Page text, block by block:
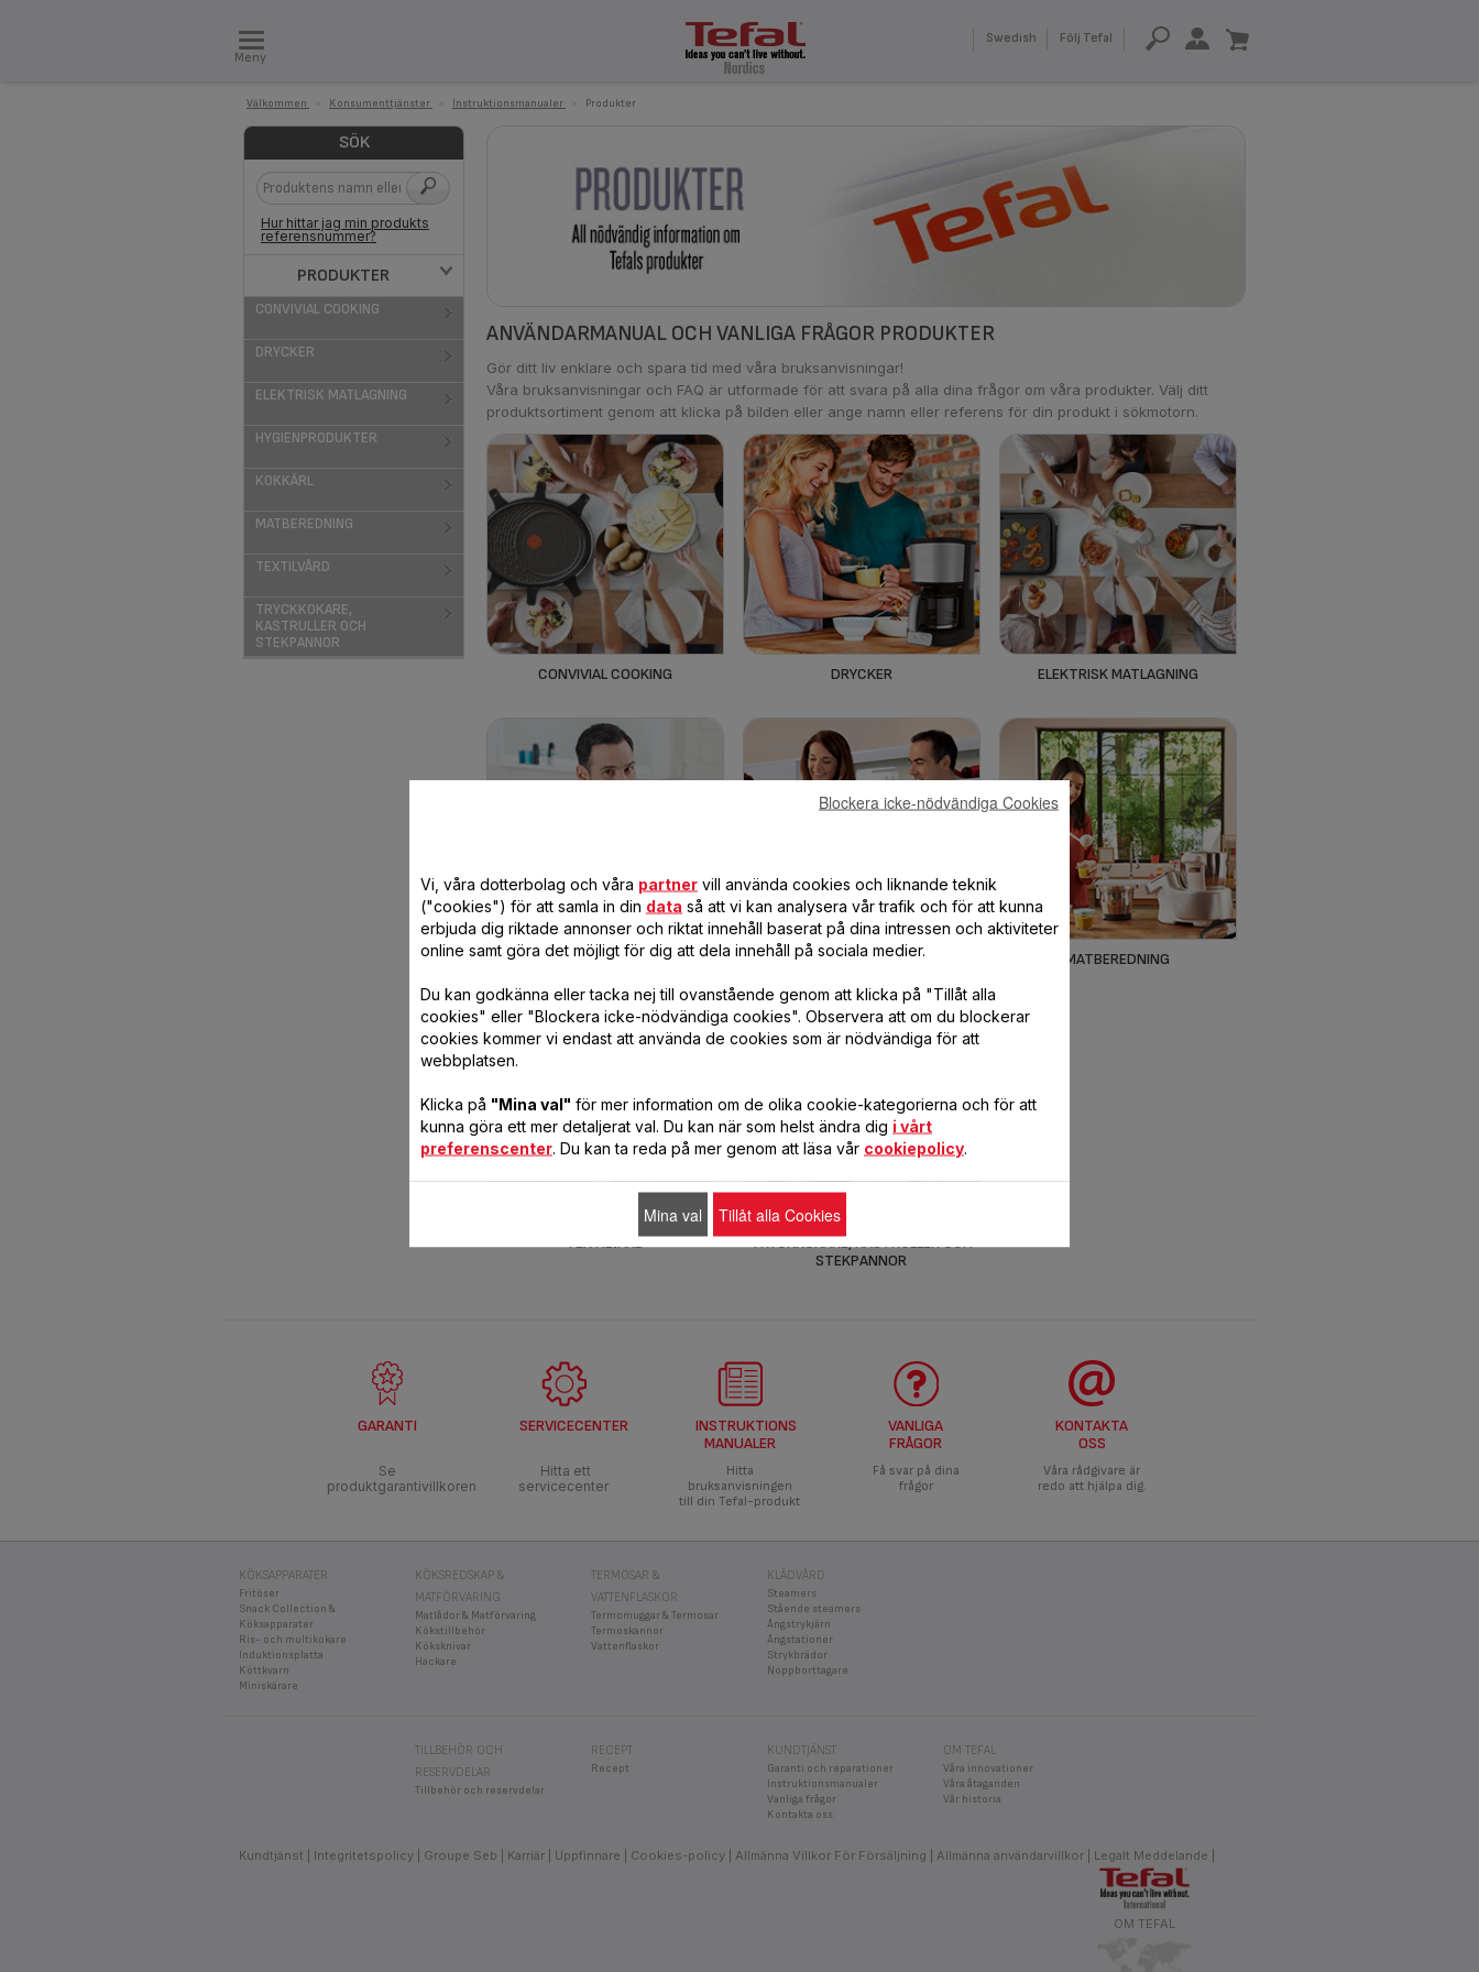
Meny
Swedish Följ Tefal
Välkommen Konsumenttjänster Instruktionsmanualer Produkter
SÖK
Hur hittar jag min produkts
referensnummer?
PRODUKTER
CONVIVIAL COOKING
DRYCKER
ELEKTRISK MATLAGNING
HYGIENPRODUKTER
KOKKÄRL
MATBEREDNING
TEXTILVÅRD
TRYCKKOKARE,
KASTRULLER OCH
STEKPANNOR
ANVÄNDARMANUAL OCH VANLIGA FRÅGOR PRODUKTER
Gör ditt liv enklare och spara tid med våra bruksanvisningar!
Våra bruksanvisningar och FAQ är utformade för att svara på alla dina frågor om våra produkter. Välj ditt
produktsortiment genom att klicka på bilden eller ange namn eller referens för din produkt i sökmotorn.
CONVIVIAL COOKING DRYCKER ELEKTRISK MATLAGNING
HYGIENPRODUKTER KOKKÄRL MATBEREDNING
TEXTILVÅRD
TRYCKKOKARE, KASTRULLER OCH
STEKPANNOR
GARANTI
Se
produktgarantivillkoren
SERVICECENTER
Hitta ett
servicecenter
INSTRUKTIONS
MANUALER
Hitta
bruksanvisningen
till din Tefal-produkt
VANLIGA
FRÅGOR
Få svar på dina
frågor
KONTAKTA
OSS
Våra rådgivare är
redo att hjälpa dig.
KÖKSAPPARATER
Fritöser
Snack Collection &
Köksapparater
Ris- och multikokare
Induktionsplatta
Köttkvarn
Miniskärare
KÖKSREDSKAP &
MATFÖRVARING
Matlådor & Matförvaring
Kökstillbehör
Köksknivar
Hackare
TERMOSAR &
VATTENFLASKOR
Termomuggar & Termosar
Termoskannor
Vattenflaskor
KLÄDVÅRD
Steamers
Stående steamers
Ångstrykjärn
Ångstationer
Strykbrädor
Noppborttagare
TILLBEHÖR OCH
RESERVDELAR
Tillbehör och reservdelar
RECEPT
Recept
KUNDTJÄNST
Garanti och reparationer
Instruktionsmanualer
Vanliga frågor
Kontakta oss
OM TEFAL
Våra innovationer
Våra åtaganden
Vår historia
Kundtjänst Integritetspolicy Groupe Seb Karriär Uppfinnare Cookies-policy Allmänna Villkor För Försäljning Allmänna användarvillkor Legalt Meddelande
OM TEFAL
Vi, våra dotterbolag och våra partner vill använda cookies och liknande teknik
("cookies") för att samla in din data så att vi kan analysera vår trafik och för att kunna
erbjuda dig riktade annonser och riktat innehåll baserat på dina intressen och aktiviteter
online samt göra det möjligt för dig att dela innehåll på sociala medier.
Du kan godkänna eller tacka nej till ovanstående genom att klicka på "Tillåt alla
cookies" eller "Blockera icke-nödvändiga cookies". Observera att om du blockerar
cookies kommer vi endast att använda de cookies som är nödvändiga för att
webbplatsen.
Klicka på "Mina val" för mer information om de olika cookie-kategorierna och för att
kunna göra ett mer detaljerat val. Du kan när som helst ändra dig i vårt
preferenscenter . Du kan ta reda på mer genom att läsa vår cookiepolicy
Blockera icke-nödvändiga Cookies
Mina val Tillåt alla Cookies